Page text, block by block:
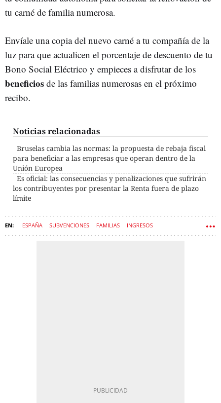
tu carné de familia numerosa.
Envíale una copia del nuevo carné a tu compañía de la
luz para que actualicen el porcentaje de descuento de tu
Bono Social Eléctrico y empieces a disfrutar de los
beneficios de las familias numerosas en el próximo
recibo.
Noticias relacionadas
Bruselas cambia las normas: la propuesta de rebaja fiscal
para beneficiar a las empresas que operan dentro de la
Unión Europea
Es oficial: las consecuencias y penalizaciones que sufrirán
los contribuyentes por presentar la Renta fuera de plazo
límite
ESPAÑA SUBVENCIONES FAMILIAS INGRESOS